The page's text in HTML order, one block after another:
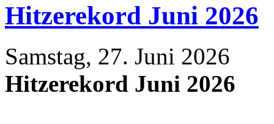
Hitzerekord Juni 2026
Samstag, 27. Juni 2026
Hitzerekord Juni 2026